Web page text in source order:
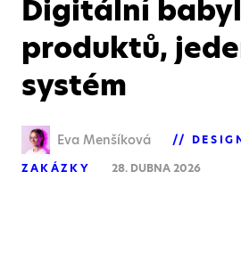
Digitální
produktů,
systém
Eva Menšíková
ZAKÁZKY
28. DUBNA 2026